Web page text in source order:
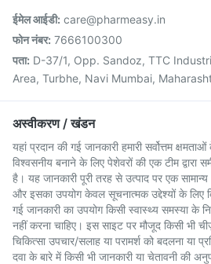
ईमेल आईडी: care@pharmeasy.in
फोन नंबर: 7666100300
पता: D-37/1, Opp. Sandoz, TTC
Area, Turbhe, Navi Mumbai,
अस्वीकरण / खंडन
यहां प्रदान की गई जानकारी हमारी सर्वोत्तम
विश्वसनीय बनाने के लिए पेशेवरों की एक टीम द्वारा
है। यह जानकारी पूरी तरह से उत्पाद पर एक
और इसका उपयोग केवल सूचनात्मक उद्देश्यों के लिए
गई जानकारी का उपयोग किसी स्वास्थ्य समस्या के
नहीं करना चाहिए। इस साइट पर मौजूद किसी भी
चिकित्सा उपचार/सलाह या परामर्श को बदलना या
दवा के बारे में किसी भी जानकारी या चेतावनी की